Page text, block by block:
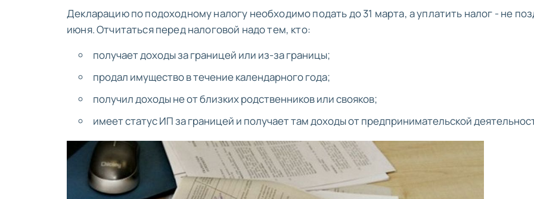
Декларацию по подоходному налогу необходимо подать до 31 марта, а уплатить налог - не
июня. Отчитаться перед налоговой надо тем, кто:
получает доходы за границей или из-за границы;
продал имущество в течение календарного года;
получил доходы не от близких родственников или свояков;
имеет статус ИП за границей и получает там доходы от предпринимательской